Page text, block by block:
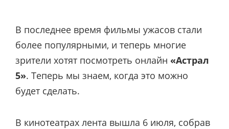
В последнее время фильмы ужасов стали
более популярными, и теперь многие
зрители хотят посмотреть онлайн «Астрал
5». Теперь мы знаем, когда это можно
будет сделать.
В кинотеатрах лента вышла 6 июля, собрав